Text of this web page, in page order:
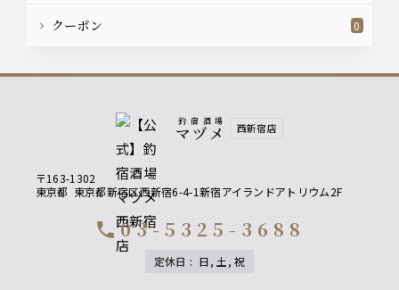
クーポン 0
釣宿酒場
マヅメ 西新宿店
〒163-1302
東京都 東京都新宿区西新宿6-4-1新宿アイランドアトリウム2F
call 03-5325-3688
定休日 : 日, 土, 祝